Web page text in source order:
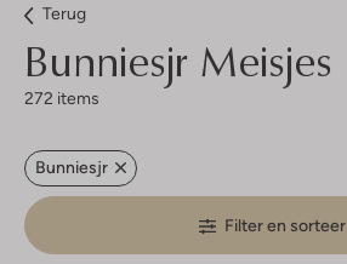
Terug
Bunniesjr Meisjes
272 items
Bunniesjr
Filter en sorteer